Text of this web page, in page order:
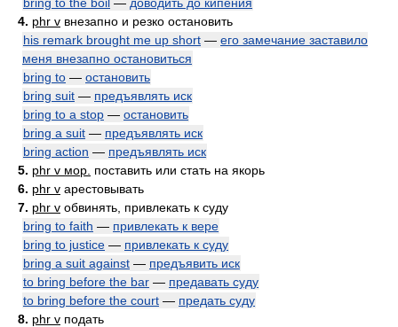
4. phr v внезапно и резко остановить
his remark brought me up short — его замечание заставило
меня внезапно остановиться
bring to — остановить
bring suit — предъявлять иск
bring to a stop — остановить
bring a suit — предъявлять иск
bring action — предъявлять иск
5. phr v мор. поставить или стать на якорь
6. phr v арестовывать
7. phr v обвинять, привлекать к суду
bring to faith — привлекать к вере
bring to justice — привлекать к суду
bring a suit against — предъявить иск
to bring before the bar — предавать суду
to bring before the court — предать суду
8. phr v подать